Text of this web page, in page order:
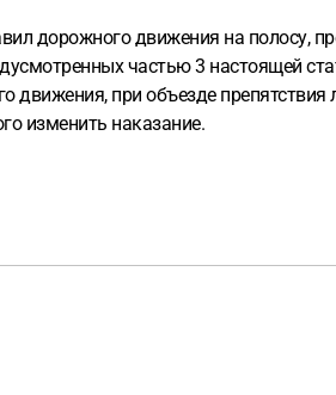
дорожного движения на полосу,
частью 3 настоящей
при объезде препятствия
изменить наказание.